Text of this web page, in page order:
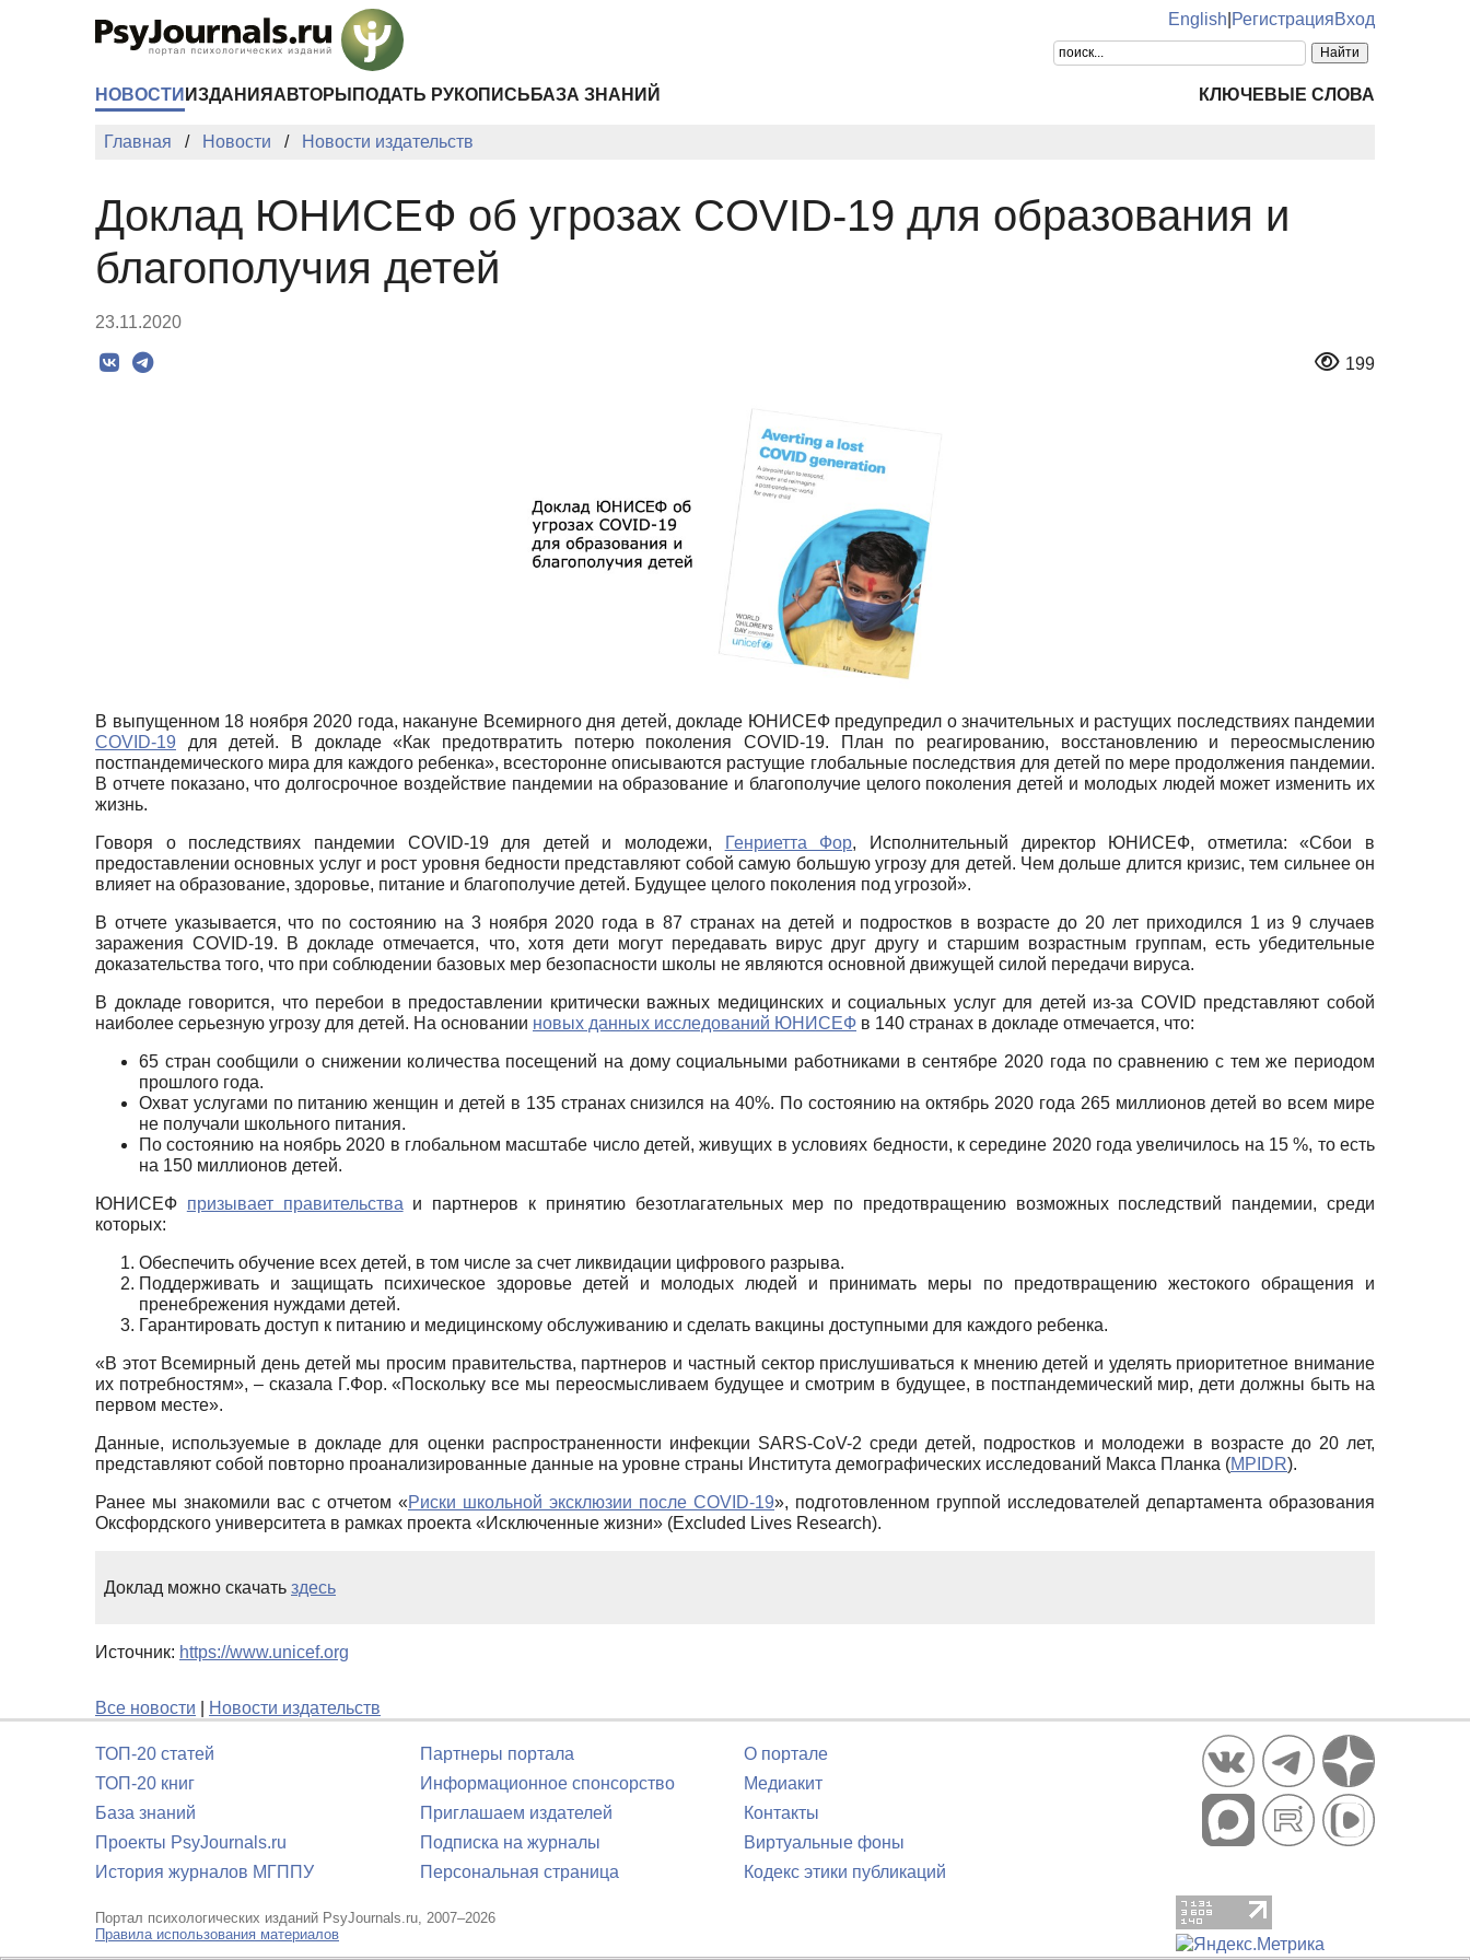
English РегистрацияВход
НОВОСТИ ИЗДАНИЯ АВТОРЫ ПОДАТЬ РУКОПИСЬ БАЗА ЗНАНИЙ КЛЮЧЕВЫЕ СЛОВА
Главная Новости Новости издательств
Доклад ЮНИСЕФ об угрозах COVID-19 для образования и
благополучия детей
23.11.2020
199
В выпущенном 18 ноября 2020 года, накануне Всемирного дня детей, докладе ЮНИСЕФ предупредил о значительных и растущих последствиях пандемии
COVID-19 для детей. В докладе «Как предотвратить потерю поколения COVID-19. План по реагированию, восстановлению и переосмыслению
постпандемического мира для каждого ребенка», всесторонне описываются растущие глобальные последствия для детей по мере продолжения пандемии.
В отчете показано, что долгосрочное воздействие пандемии на образование и благополучие целого поколения детей и молодых людей может изменить их
жизнь.
Говоря о последствиях пандемии COVID-19 для детей и молодежи, Генриетта Фор, Исполнительный директор ЮНИСЕФ, отметила: «Сбои в
предоставлении основных услуг и рост уровня бедности представляют собой самую большую угрозу для детей. Чем дольше длится кризис, тем сильнее он
влияет на образование, здоровье, питание и благополучие детей. Будущее целого поколения под угрозой».
В отчете указывается, что по состоянию на 3 ноября 2020 года в 87 странах на детей и подростков в возрасте до 20 лет приходился 1 из 9 случаев
заражения COVID-19. В докладе отмечается, что, хотя дети могут передавать вирус друг другу и старшим возрастным группам, есть убедительные
доказательства того, что при соблюдении базовых мер безопасности школы не являются основной движущей силой передачи вируса.
В докладе говорится, что перебои в предоставлении критически важных медицинских и социальных услуг для детей из-за COVID представляют собой
наиболее серьезную угрозу для детей. На основании новых данных исследований ЮНИСЕФ в 140 странах в докладе отмечается, что:
65 стран сообщили о снижении количества посещений на дому социальными работниками в сентябре 2020 года по сравнению с тем же периодом
прошлого года.
Охват услугами по питанию женщин и детей в 135 странах снизился на 40%. По состоянию на октябрь 2020 года 265 миллионов детей во всем мире
не получали школьного питания.
По состоянию на ноябрь 2020 в глобальном масштабе число детей, живущих в условиях бедности, к середине 2020 года увеличилось на 15 %, то есть
на 150 миллионов детей.
ЮНИСЕФ призывает правительства и партнеров к принятию безотлагательных мер по предотвращению возможных последствий пандемии, среди
которых:
Обеспечить обучение всех детей, в том числе за счет ликвидации цифрового разрыва.
Поддерживать и защищать психическое здоровье детей и молодых людей и принимать меры по предотвращению жестокого обращения и
пренебрежения нуждами детей.
Гарантировать доступ к питанию и медицинскому обслуживанию и сделать вакцины доступными для каждого ребенка.
«В этот Всемирный день детей мы просим правительства, партнеров и частный сектор прислушиваться к мнению детей и уделять приоритетное внимание
их потребностям», – сказала Г.Фор. «Поскольку все мы переосмысливаем будущее и смотрим в будущее, в постпандемический мир, дети должны быть на
первом месте».
Данные, используемые в докладе для оценки распространенности инфекции SARS-CoV-2 среди детей, подростков и молодежи в возрасте до 20 лет,
представляют собой повторно проанализированные данные на уровне страны Института демографических исследований Макса Планка (MPIDR).
Ранее мы знакомили вас с отчетом «Риски школьной эксклюзии после COVID-19», подготовленном группой исследователей департамента образования
Оксфордского университета в рамках проекта «Исключенные жизни» (Excluded Lives Research).
Доклад можно скачать здесь
Источник: https://www.unicef.org
Все новости Новости издательств
ТОП-20 статей
ТОП-20 книг
База знаний
Проекты PsyJournals.ru
История журналов МГППУ
Партнеры портала
Информационное спонсорство
Приглашаем издателей
Подписка на журналы
Персональная страница
О портале
Медиакит
Контакты
Виртуальные фоны
Кодекс этики публикаций
Портал психологических изданий PsyJournals.ru, 2007–2026
Правила использования материалов